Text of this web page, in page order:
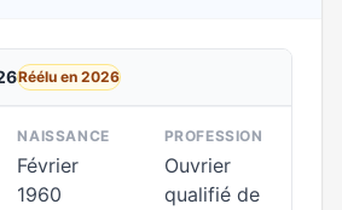
Réélu en 2026
NAISSANCE
Février
1960
PROFESSION
Ouvrier
qualifié de